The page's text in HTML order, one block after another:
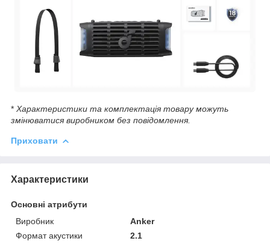
* Характеристики та комплектація товару можуть
змінюватися виробником без повідомлення.
Приховати
Характеристики
Основні атрибути
Виробник
Anker
Формат акустики
2.1